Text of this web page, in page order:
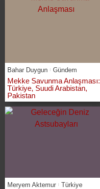
Bahar Duygun Gündem
Mekke Savunma Anlaşması:
Türkiye, Suudi Arabistan,
Pakistan
Meryem Aktemur Türkiye